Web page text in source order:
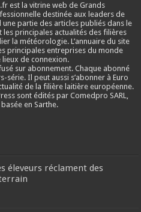
est la vitrine web de Grands
destinée aux leaders de
une partie des articles publiés dans le
principales actualités des filières
la météorologie. L’annuaire du site
principales entreprises du monde
de connexion.
sur abonnement. Chaque abonné
Il peut aussi s’abonner à Euro
de la filière laitière européenne.
sont édités par Comedpro SARL,
en Sarthe.
éleveurs réclament des